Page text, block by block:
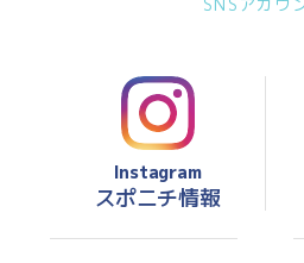
Instagram
スポニチ情報